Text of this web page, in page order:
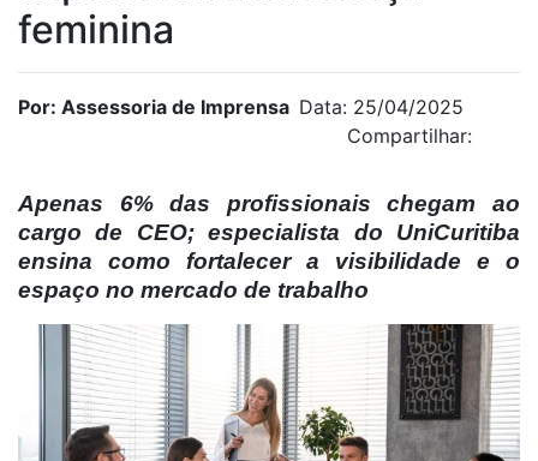
feminina
Por: Assessoria de Imprensa Data: 25/04/2025
Compartilhar:
Apenas 6% das profissionais chegam ao
cargo de CEO; especialista do UniCuritiba
ensina como fortalecer a visibilidade e o
espaço no mercado de trabalho